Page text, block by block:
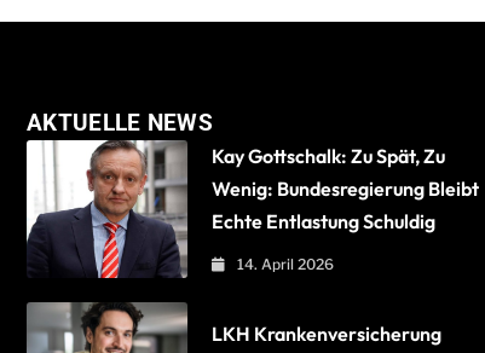
AKTUELLE NEWS
Kay Gottschalk: Zu Spät, Zu
Wenig: Bundesregierung Bleibt
Echte Entlastung Schuldig
14. April 2026
LKH Krankenversicherung